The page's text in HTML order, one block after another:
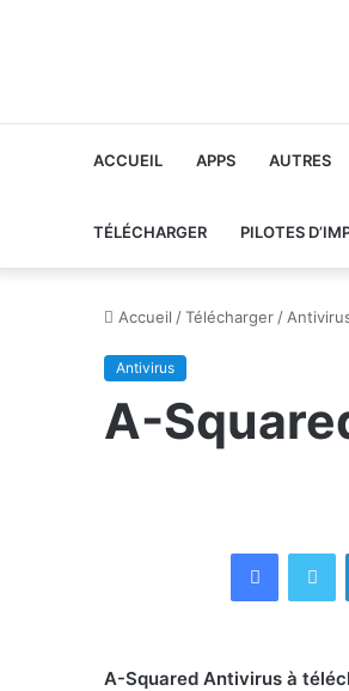
ACCUEIL APPS AUTRES
TÉLÉCHARGER PILOTES
Accueil /Télécharger /
Antivirus
A-
Facebook
A-Squared Antivirus à